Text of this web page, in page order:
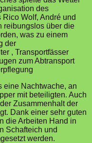
des
Wolf, André und
reibungslos über die
was zu einem
der
, Transportfässer
zum Abtransport
eine Nachtwache, an
mit beteiligten. Auch
Zusammenhalt der
Dank einer sehr guten
die Arbeiten Hand in
Schafteich und
werden.